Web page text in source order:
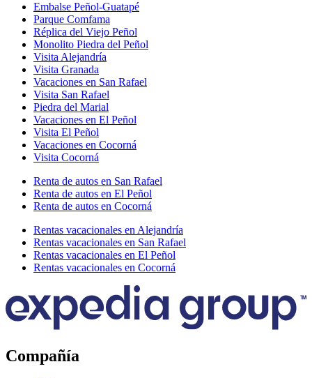
Embalse Peñol-Guatapé
Parque Comfama
Réplica del Viejo Peñol
Monolito Piedra del Peñol
Visita Alejandría
Visita Granada
Vacaciones en San Rafael
Visita San Rafael
Piedra del Marial
Vacaciones en El Peñol
Visita El Peñol
Vacaciones en Cocorná
Visita Cocorná
Renta de autos en San Rafael
Renta de autos en El Peñol
Renta de autos en Cocorná
Rentas vacacionales en Alejandría
Rentas vacacionales en San Rafael
Rentas vacacionales en El Peñol
Rentas vacacionales en Cocorná
Compañía